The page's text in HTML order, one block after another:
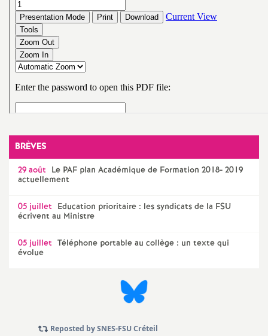
E
i
g
n
BRÈVES
29 août Le PAF plan Académique de Formation 2018- 2019
actuellement
05 juillet Education prioritaire : les syndicats de la FSU
écrivent au Ministre
05 juillet Téléphone portable au collège : un texte qui
évolue